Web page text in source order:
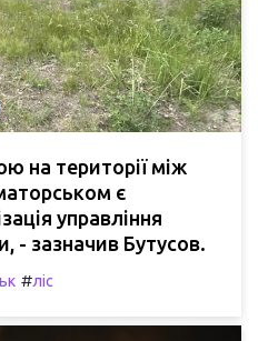
на території між
є
управління
- зазначив Бутусов.
#ліс